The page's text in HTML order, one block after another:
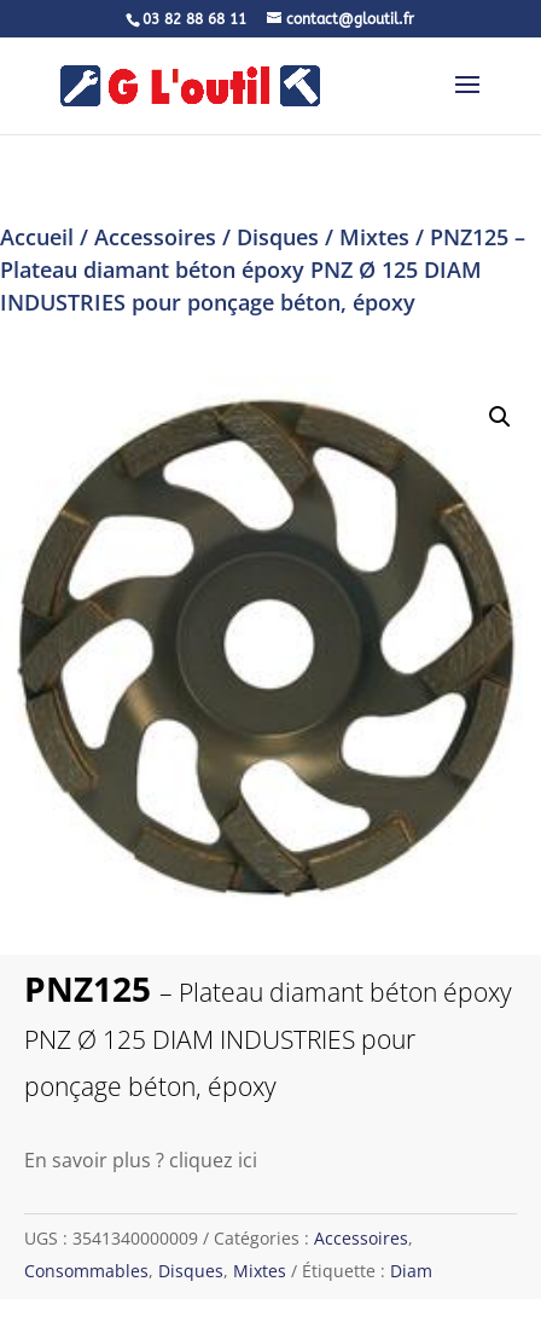
03 82 88 68 11 contact@gloutil.fr
Accueil / Accessoires / Disques / Mixtes / PNZ125 –
Plateau diamant béton époxy PNZ Ø 125 DIAM
INDUSTRIES pour ponçage béton, époxy
PNZ125 – Plateau diamant béton époxy
PNZ Ø 125 DIAM INDUSTRIES pour
ponçage béton, époxy
En savoir plus ? cliquez ici
UGS : 3541340000009 Catégories : Accessoires,
Consommables, Disques, Mixtes Étiquette : Diam